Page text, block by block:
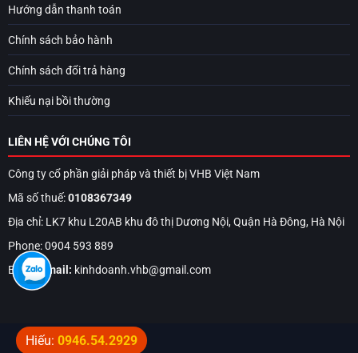
Hướng dẫn thanh toán
Chính sách bảo hành
Chính sách đổi trả hàng
Khiếu nại bồi thường
LIÊN HỆ VỚI CHÚNG TÔI
Công ty cổ phần giải pháp và thiết bị VHB Việt Nam
Mã số thuế:0108367349
Địa chỉ: LK7 khu L20AB khu đô thị Dương Nội, Quận Hà Đông, Hà Nội
Phone: 0904 593 889
Email:Email: kinhdoanh.vhb@gmail.com
Hiếu: 0946.54.2929